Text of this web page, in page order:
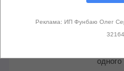
Реклама: ИП Фунбаю Олег